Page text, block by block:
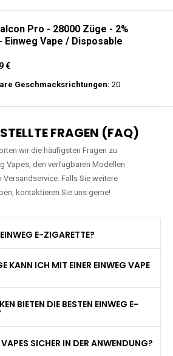
Pro - 28000 Züge - 2%
Einweg Vape / Disposable
€
Geschmacksrichtungen: 20
FRAGEN (FAQ)
wir die häufigsten Fragen zu
Vapes, den verfügbaren Modellen
Versandservice. Falls Sie weitere
kontaktieren Sie uns gerne!
E-ZIGARETTE?
KANN ICH MIT EINER EINWEG VAPE
BIETEN DIE BESTEN EINWEG E-
SICHER IN DER ANWENDUNG?